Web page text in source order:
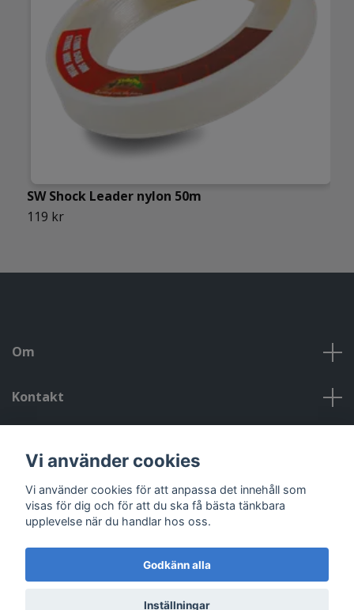
SW Shock Leader nylon 50m
119 kr
Om
Kontakt
Sociala medier
Vi använder cookies
Vi använder cookies för att anpassa det innehåll som
visas för dig och för att du ska få bästa tänkbara
upplevelse när du handlar hos oss.
Godkänn alla
Inställningar